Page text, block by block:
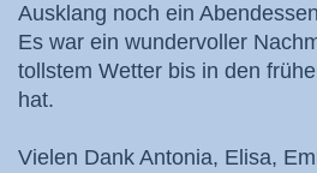
Ausklang noch ein
Es war ein wundervoller
tollstem Wetter bis in den
hat.
Vielen Dank Antonia, Elisa,